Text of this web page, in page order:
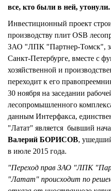
все, кто были в ней, утонули.
Инвестиционный проект
производству плит OSB
ЗАО "ЛПК "Партнер-Томск",
Санкт-Петербурге, вместе с
хозяйственной и
переходит к его
30 ноября на заседании
лесопромышленного
данным Интерфакса,
"Латат" является бывший
Валерий БОРИСОВ,
в июле 2015 года.
"Переход прав ЗАО "ЛПК
"Латат" происходит по